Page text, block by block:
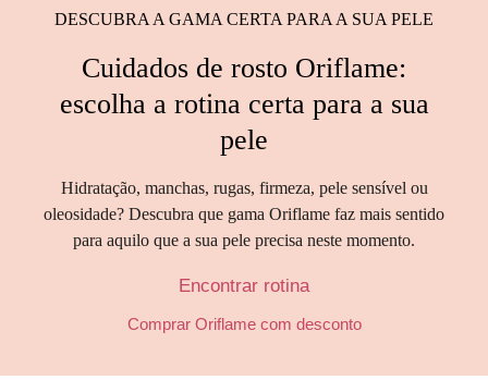
DESCUBRA A GAMA CERTA PARA A SUA PELE
Cuidados de rosto Oriflame:
escolha a rotina certa para a sua
pele
Hidratação, manchas, rugas, firmeza, pele sensível ou
oleosidade? Descubra que gama Oriflame faz mais sentido
para aquilo que a sua pele precisa neste momento.
Encontrar rotina
Comprar Oriflame com desconto